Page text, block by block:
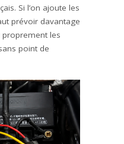
Si l’on ajoute les
prévoir davantage
les
point de